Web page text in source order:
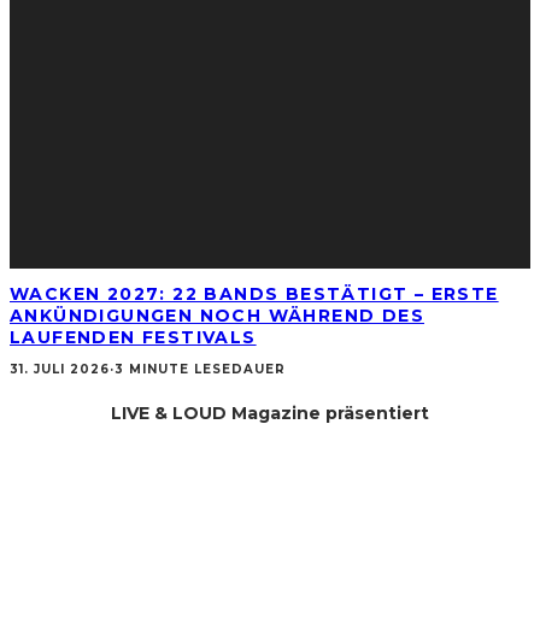
WACKEN 2027: 22 BANDS BESTÄTIGT – ERSTE
ANKÜNDIGUNGEN NOCH WÄHREND DES
LAUFENDEN FESTIVALS
31. JULI 2026·3 MINUTE LESEDAUER
LIVE & LOUD Magazine präsentiert